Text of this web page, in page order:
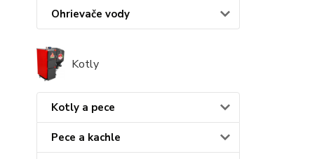
Ohrievače vody
Kotly
Kotly a pece
Pece a kachle